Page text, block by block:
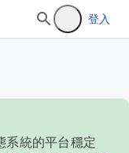
登入
系統的平台穩定